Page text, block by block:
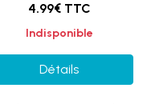
4.99€ TTC
Indisponible
Détails